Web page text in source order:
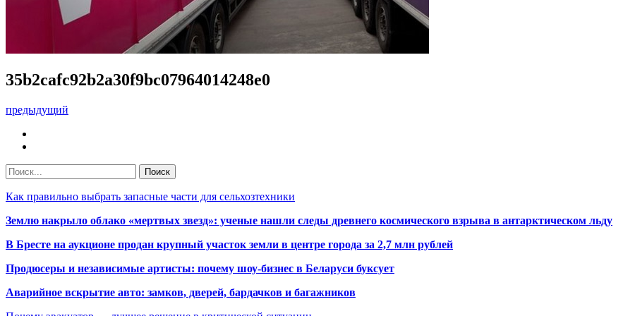
35b2cafc92b2a30f9bc07964014248e0
предыдущий
Как правильно выбрать запасные части для сельхозтехники
Землю накрыло облако «мертвых звезд»: ученые нашли следы древнего космического взрыва в антарктическом льду
В Бресте на аукционе продан крупный участок земли в центре города за 2,7 млн рублей
Продюсеры и независимые артисты: почему шоу-бизнес в Беларуси буксует
Аварийное вскрытие авто: замков, дверей, бардачков и багажников